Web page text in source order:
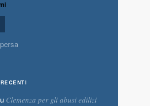
Clemenza per gli abusi edilizi